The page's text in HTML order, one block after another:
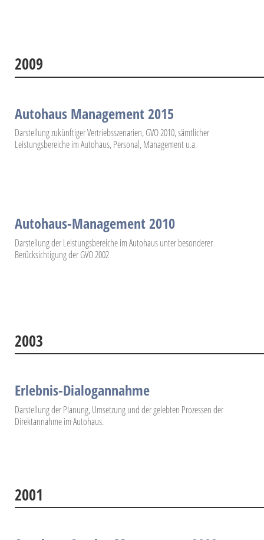
2009
Autohaus Management 2015
Darstellung zukünftiger Vertriebsszenarien, GVO 2010, sämtlicher
Leistungsbereiche im Autohaus, Personal, Management u.a.
Autohaus-Management 2010
Darstellung der Leistungsbereiche im Autohaus unter besonderer
Berücksichtigung der GVO 2002
2003
Erlebnis-Dialogannahme
Darstellung der Planung, Umsetzung und der gelebten Prozessen der
Direktannahme im Autohaus.
2001